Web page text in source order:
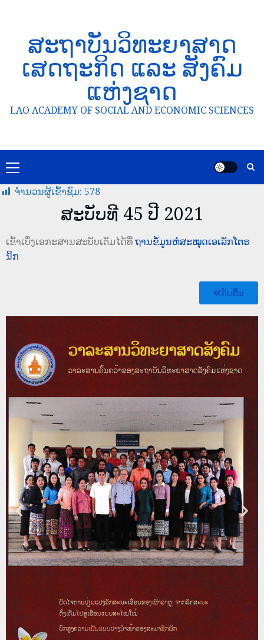
ສະຖາບັນວິທະຍາສາດ
ເສດຖະກິດ ແລະ ສັງຄົມ
ແຫ່ງຊາດ
LAO ACADEMY OF SOCIAL AND ECONOMIC SCIENCES
ຈໍານວນຜູ້ເຂົ້າຊົມ: 578
ສະບັບທີ 45 ປີ 2021
ເຂົ້າເບິ່ງເອກະສານສະບັບເຕັມໄດ້ທີ່ຖານຂໍ້ມູນຫໍສະໝຸດເອເລັກໂຕຣ
ນິກ
ກັບຄືນ